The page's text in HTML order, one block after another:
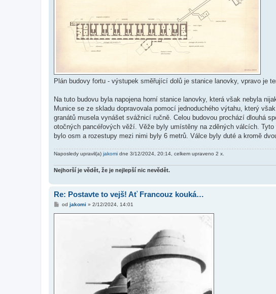
Plán budovy fortu - výstupek směřující dolů je stanice lanovky, vpravo je
Na tuto budovu byla napojena horní stanice lanovky, která však nebyla
Munice se ze skladu dopravovala pomocí jednoduchého výtahu, který
granátů musela vynášet svážnicí ručně. Celou budovou prochází dlouhá
otočných pancéřových věží. Věže byly umístěny na zděných válcích.
bylo osm a rozestupy mezi nimi byly 6 metrů. Válce byly duté a kromě
Naposledy upravil(a) jakomi dne 3/12/2024, 20:14, celkem upraveno 2 x.
Nejhorší je vědět, že je nejlepší nic nevědět.
Re: Postavte to vejš! Ať Francouz kouká…
Pod jakomi » 2/12/2024, 14:01